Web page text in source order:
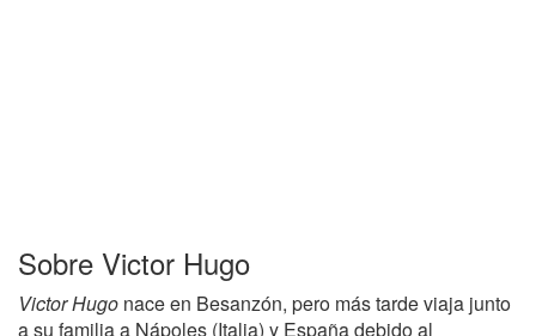
Sobre Victor Hugo
Victor Hugo nace en Besanzón, pero más tarde viaja junto
a su familia a Nápoles (Italia) y España debido al